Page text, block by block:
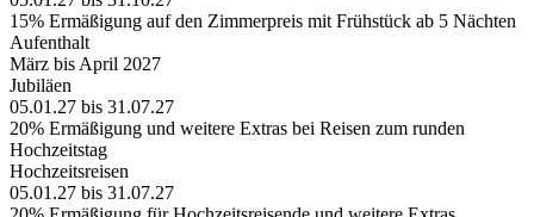
15% Ermäßigung auf den Zimmerpreis mit Frühstück ab 5 Nächten
Aufenthalt
März bis April 2027
Jubiläen
05.01.27 bis 31.07.27
20% Ermäßigung und weitere Extras bei Reisen zum runden
Hochzeitstag
Hochzeitsreisen
05.01.27 bis 31.07.27